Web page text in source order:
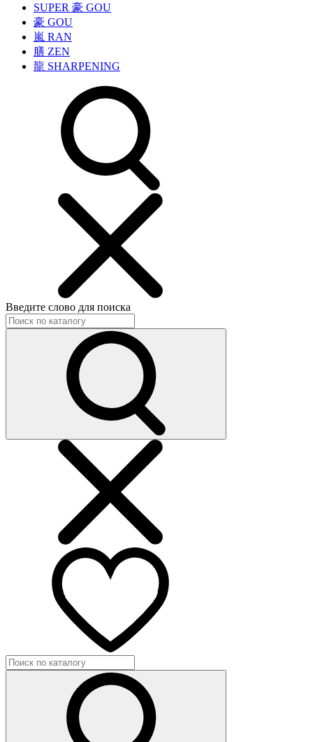
SUPER 豪 GOU
豪 GOU
嵐 RAN
膳 ZEN
龍 SHARPENING
Введите слово для поиска